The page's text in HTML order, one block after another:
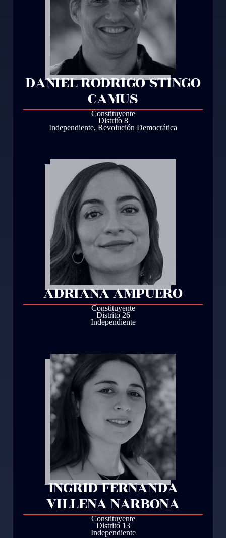
DANIEL RODRIGO STINGO
CAMUS
Constituyente
Distrito 8
Independiente, Revolución Democrática
ADRIANA AMPUERO
Constituyente
Distrito 26
Independiente
INGRID FERNANDA
VILLENA NARBONA
Constituyente
Distrito 13
Independiente